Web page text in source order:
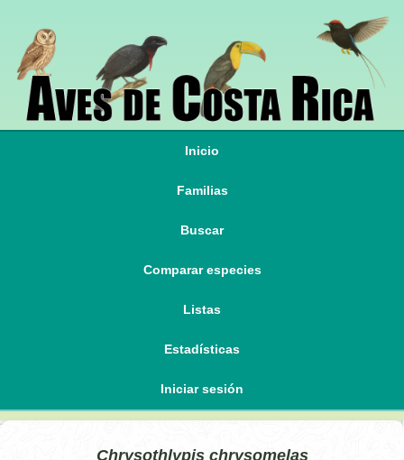
Inicio
Familias
Buscar
Comparar especies
Listas
Estadísticas
Iniciar sesión
Chrysothlypis chrysomelas